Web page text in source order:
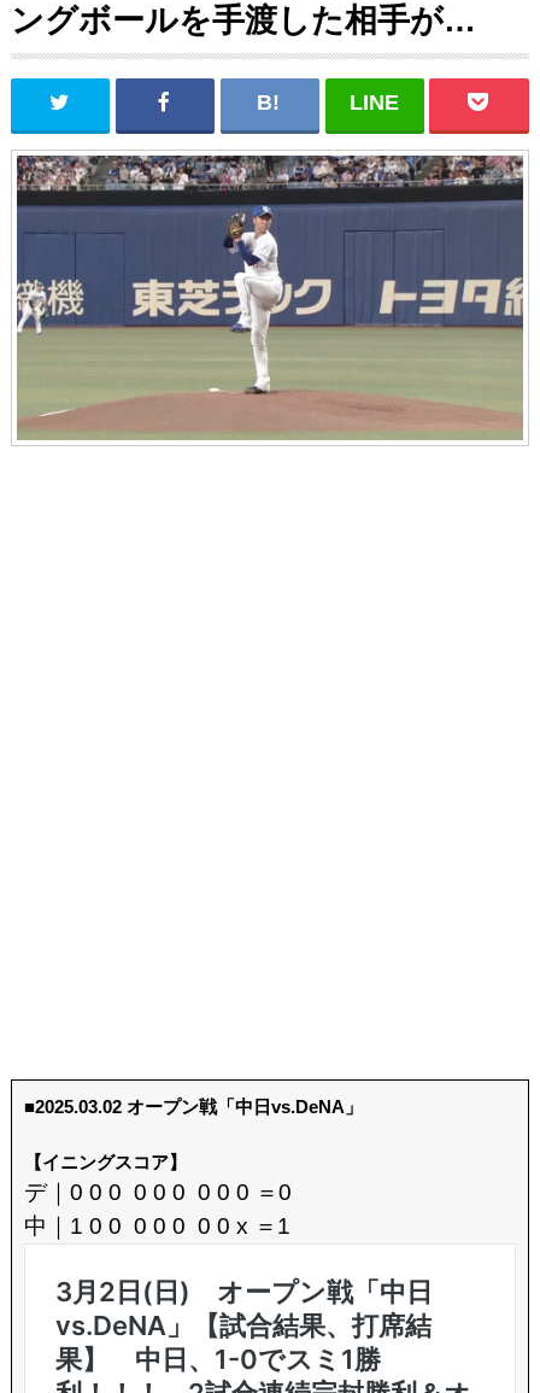
ングボールを手渡した相手が…
■2025.03.02 オープン戦「中日vs.DeNA」
【イニングスコア】
デ｜0 0 0 0 0 0 0 0 0 ＝0
中｜1 0 0 0 0 0 0 0 x ＝1